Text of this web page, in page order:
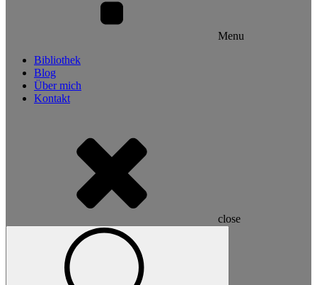
Menu
Bibliothek
Blog
Über mich
Kontakt
close